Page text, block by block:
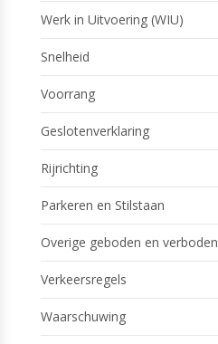
Werk in Uitvoering (WIU)
Snelheid
Voorrang
Geslotenverklaring
Rijrichting
Parkeren en Stilstaan
Overige geboden en verboden
Verkeersregels
Waarschuwing